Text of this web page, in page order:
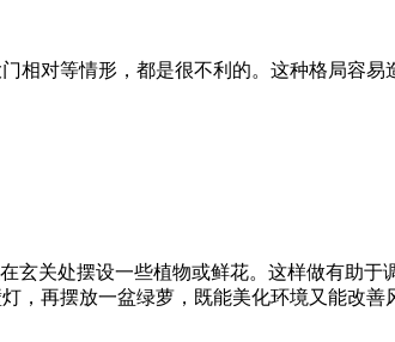
相对等情形，都是很不利的。这种格局容
玄关处摆设一些植物或鲜花。这样做有助
，再摆放一盆绿萝，既能美化环境又能改善